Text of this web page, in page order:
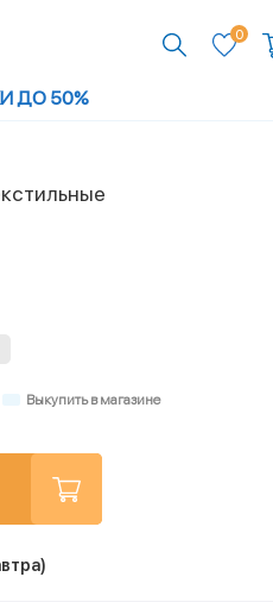
0
ДО 50%
Выкупить в магазине